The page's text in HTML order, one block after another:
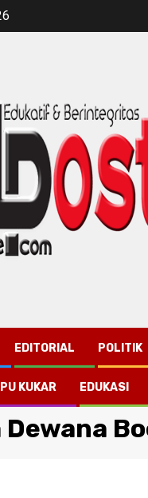
EDITORIAL POLITIK
KUKAR EDUKASI